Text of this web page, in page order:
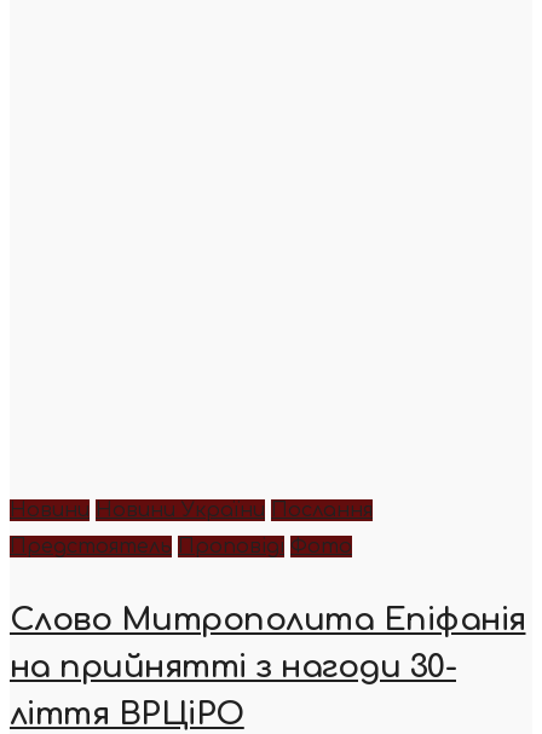
Новини Новини України
Послання
Предстоятель
Проповіді Фото
Слово Митрополита Епіфанія
на прийнятті з нагоди 30-
ліття ВРЦіРО